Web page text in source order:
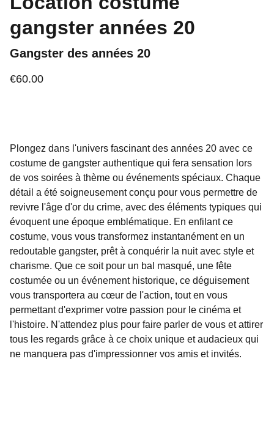
gangster années 20
Gangster des années 20
€60.00
Plongez dans l'univers fascinant des années 20 avec ce
costume de gangster authentique qui fera sensation lors
de vos soirées à thème ou événements spéciaux. Chaque
détail a été soigneusement conçu pour vous permettre de
revivre l'âge d'or du crime, avec des éléments typiques qui
évoquent une époque emblématique. En enfilant ce
costume, vous vous transformez instantanément en un
redoutable gangster, prêt à conquérir la nuit avec style et
charisme. Que ce soit pour un bal masqué, une fête
costumée ou un événement historique, ce déguisement
vous transportera au cœur de l'action, tout en vous
permettant d'exprimer votre passion pour le cinéma et
l'histoire. N'attendez plus pour faire parler de vous et attirer
tous les regards grâce à ce choix unique et audacieux qui
ne manquera pas d'impressionner vos amis et invités.